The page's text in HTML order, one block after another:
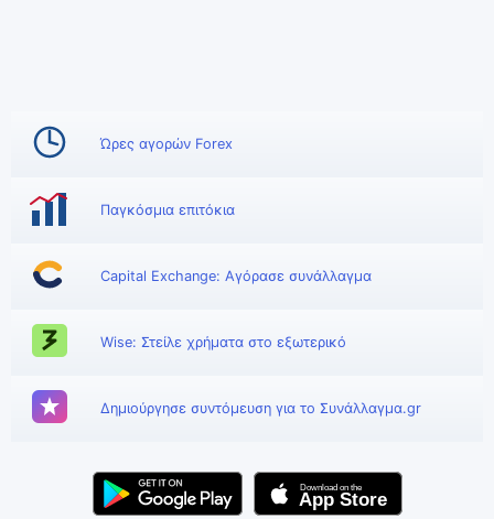
Ώρες αγορών Forex
Παγκόσμια επιτόκια
Capital Exchange: Αγόρασε συνάλλαγμα
Wise: Στείλε χρήματα στο εξωτερικό
Δημιούργησε συντόμευση για το Συνάλλαγμα.gr